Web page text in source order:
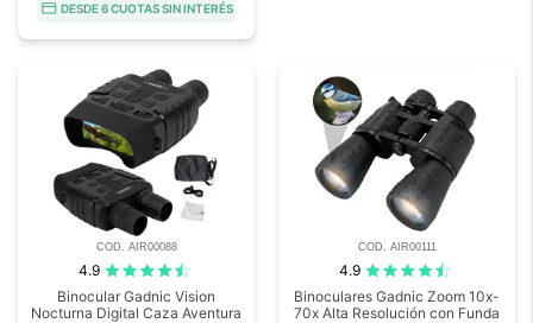
DESDE 6 CUOTAS SIN INTERÉS
COD. AIR00088
4.9
Binocular Gadnic Vision
Nocturna Digital Caza Aventura
COD. AIR00111
4.9
Binoculares Gadnic Zoom 10x-
70x Alta Resolución con Funda